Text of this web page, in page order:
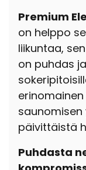
Premium
on helppo
liikuntaa,
on puhdas
päivittäistä
Puhdasta